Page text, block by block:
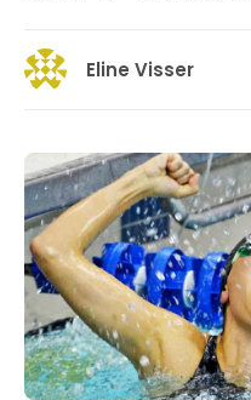
Eline Visser